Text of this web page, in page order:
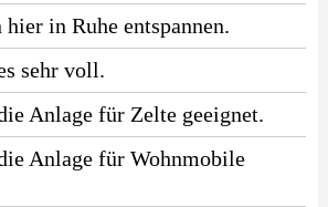
in Ruhe entspannen.
sehr voll.
Anlage für Zelte geeignet.
Anlage für Wohnmobile